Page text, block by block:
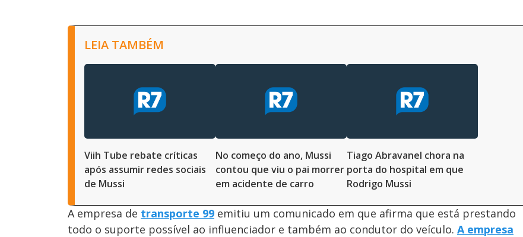
LEIA TAMBÉM
Viih Tube rebate críticas
após assumir redes sociais
de Mussi
No começo do ano, Mussi
contou que viu o pai morrer
em acidente de carro
Tiago Abravanel chora na
porta do hospital em que
Rodrigo Mussi
A empresa de transporte 99 emitiu um comunicado em que afirma que está prestando
todo o suporte possível ao influenciador e também ao condutor do veículo. A empresa